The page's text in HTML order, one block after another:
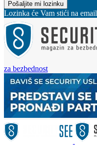
Lozinka će Vam stići na email
za bezbednost